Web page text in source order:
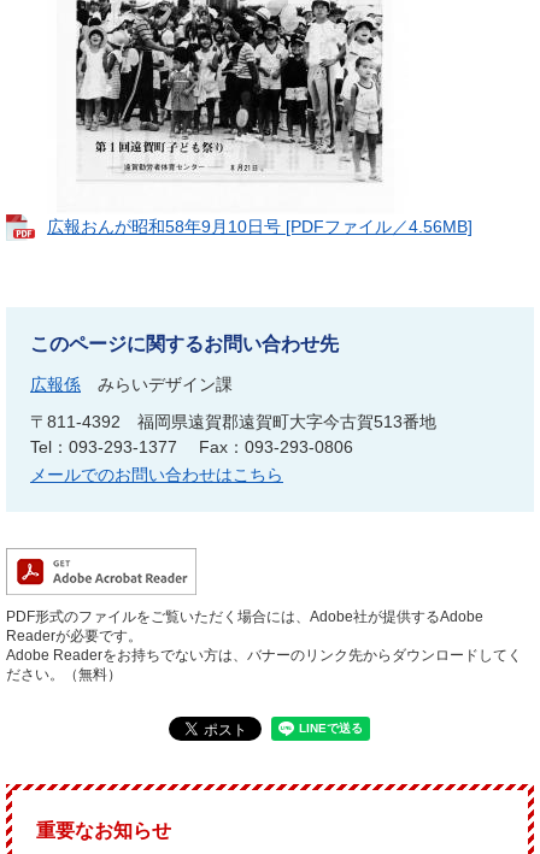
広報おんが昭和58年9月10日号 [PDFファイル／4.56MB]
このページに関するお問い合わせ先
広報係
みらいデザイン課
〒811-4392
福岡県遠賀郡遠賀町大字今古賀513番地
Tel：093-293-1377
Fax：093-293-0806
メールでのお問い合わせはこちら
PDF形式のファイルをご覧いただく場合には、Adobe社が提供するAdobe
Readerが必要です。
Adobe Readerをお持ちでない方は、バナーのリンク先からダウンロードしてく
ださい。（無料）
重要なお知らせ